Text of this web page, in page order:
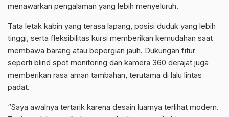
menawarkan pengalaman yang lebih menyeluruh.
Tata letak kabin yang terasa lapang, posisi duduk yang lebih
tinggi, serta fleksibilitas kursi memberikan kemudahan saat
membawa barang atau bepergian jauh. Dukungan fitur
seperti blind spot monitoring dan kamera 360 derajat juga
memberikan rasa aman tambahan, terutama di lalu lintas
padat.
“Saya awalnya tertarik karena desain luarnya terlihat modern.